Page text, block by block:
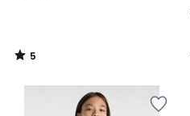
5
/